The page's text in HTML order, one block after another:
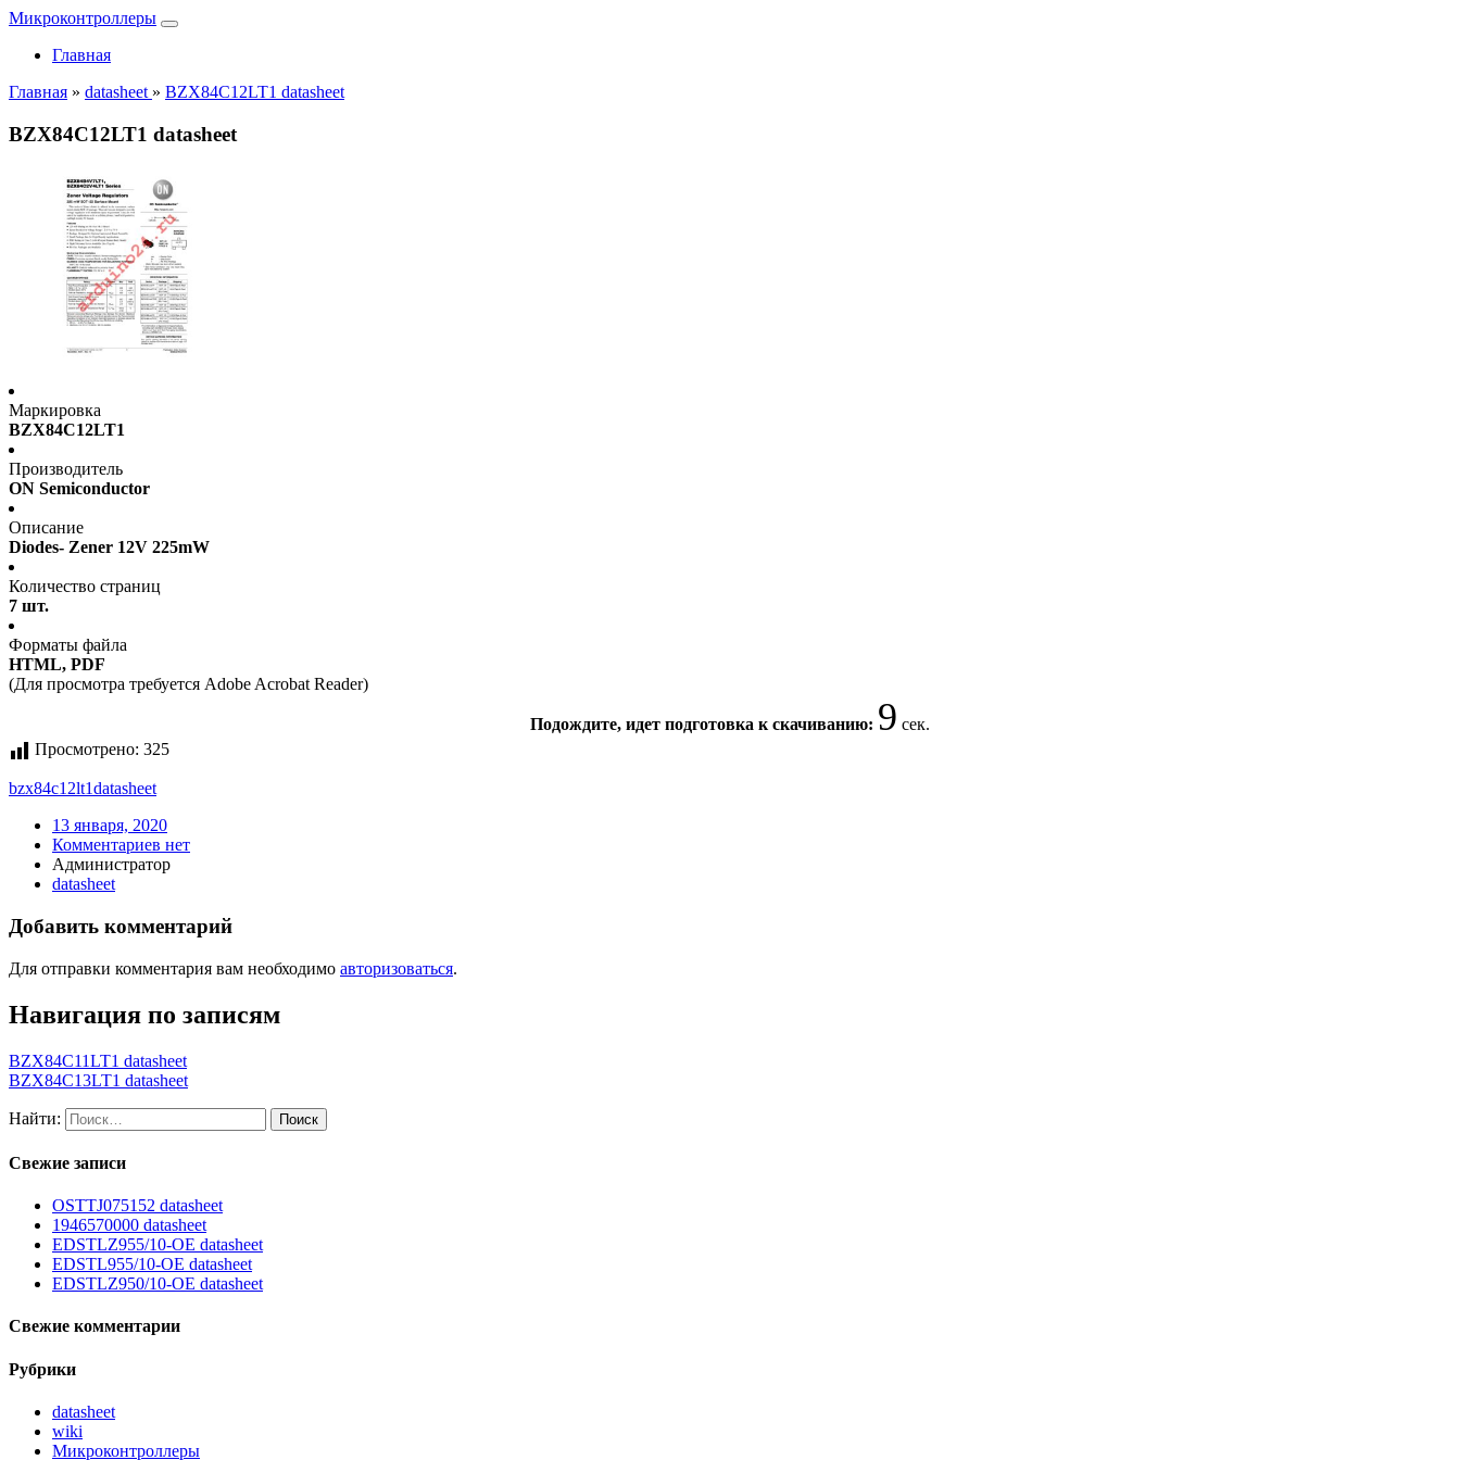
Микроконтроллеры
Главная
Главная » datasheet » BZX84C12LT1 datasheet
BZX84C12LT1 datasheet
Маркировка
BZX84C12LT1
Производитель
ON Semiconductor
Описание
Diodes- Zener 12V 225mW
Количество страниц
7 шт.
Форматы файла
HTML, PDF
(Для просмотра требуется Adobe Acrobat Reader)
Подождите, идет подготовка к скачиванию: 9 сек.
Просмотрено: 325
bzx84c12lt1datasheet
13 января, 2020
Комментариев нет
Администратор
datasheet
Добавить комментарий
Для отправки комментария вам необходимо авторизоваться.
Навигация по записям
BZX84C11LT1 datasheet
BZX84C13LT1 datasheet
Найти:
Свежие записи
OSTTJ075152 datasheet
1946570000 datasheet
EDSTLZ955/10-OE datasheet
EDSTL955/10-OE datasheet
EDSTLZ950/10-OE datasheet
Свежие комментарии
Рубрики
datasheet
wiki
Микроконтроллеры